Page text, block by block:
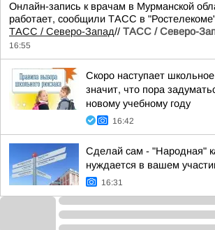
Онлайн-запись к врачам в Мурманской
работает, сообщили ТАСС в
ТАСС / Северо-Запад// ТАСС / Северо-
16:55
Скоро наступает
значит, что пора
новому учебному году
16:42
Сделай сам - "Народная"
нуждается в вашем
16:31